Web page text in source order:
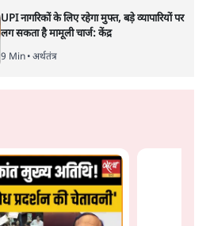
की भारी भीड़
1 Min•विश्लेषण
UPI नागरिकों के लिए रहेगा मुफ्त, बड़े व्यापारियों पर